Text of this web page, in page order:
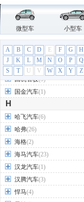
微型车 小型车
A B C D E F G H
J
K L M N O P Q
S
T U V W X Y Z
GMC(4)
观致(3)
广汽传祺
广汽集团(2)
广汽蔚来(1)
国机智骏 (3)
国金汽车(1)
H
哈飞汽车(6)
哈弗(26)
海格(2)
海马汽车(23)
汉龙汽车(1)
汉腾汽车(3)
悍马(4)